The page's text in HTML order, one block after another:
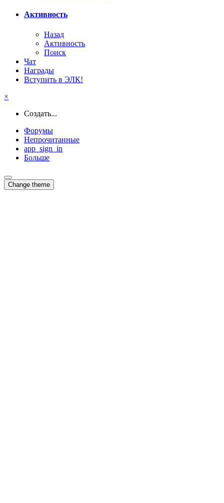
Активность
Назад
Активность
Поиск
Чат
Награды
Вступить в ЭЛК!
×
Создать...
Форумы
Непрочитанные
app_sign_in
Больше
Change theme